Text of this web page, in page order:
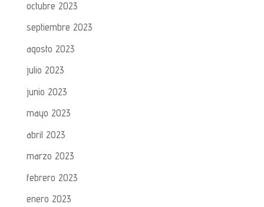
octubre 2023
septiembre 2023
agosto 2023
julio 2023
junio 2023
mayo 2023
abril 2023
marzo 2023
febrero 2023
enero 2023